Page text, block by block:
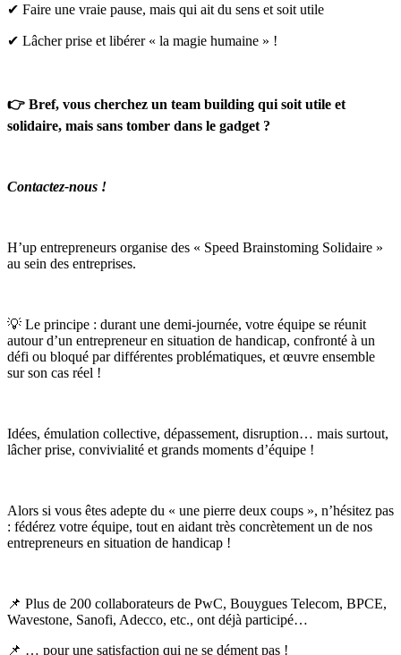
✔ Faire une vraie pause, mais qui ait du sens et soit utile
✔ Lâcher prise et libérer « la magie humaine » !
👉 Bref, vous cherchez un team building qui soit utile et
solidaire, mais sans tomber dans le gadget ?
Contactez-nous !
H’up entrepreneurs organise des « Speed Brainstoming Solidaire »
au sein des entreprises.
💡 Le principe : durant une demi-journée, votre équipe se réunit
autour d’un entrepreneur en situation de handicap, confronté à un
défi ou bloqué par différentes problématiques, et œuvre ensemble
sur son cas réel !
Idées, émulation collective, dépassement, disruption… mais surtout,
lâcher prise, convivialité et grands moments d’équipe !
Alors si vous êtes adepte du « une pierre deux coups », n’hésitez pas
: fédérez votre équipe, tout en aidant très concrètement un de nos
entrepreneurs en situation de handicap !
📌 Plus de 200 collaborateurs de PwC, Bouygues Telecom, BPCE,
Wavestone, Sanofi, Adecco, etc., ont déjà participé…
📌 … pour une satisfaction qui ne se dément pas !